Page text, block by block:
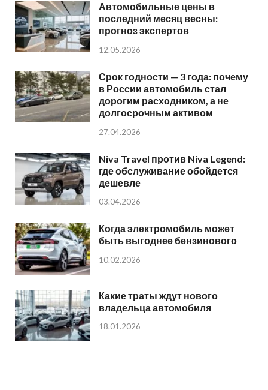
Автомобильные цены в
последний месяц весны:
прогноз экспертов
12.05.2026
Срок годности — 3 года: почему
в России автомобиль стал
дорогим расходником, а не
долгосрочным активом
27.04.2026
Niva Travel против Niva Legend:
где обслуживание обойдется
дешевле
03.04.2026
Когда электромобиль может
быть выгоднее бензинового
10.02.2026
Какие траты ждут нового
владельца автомобиля
18.01.2026